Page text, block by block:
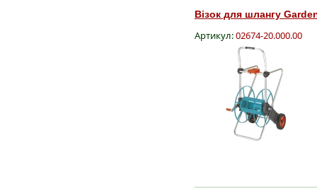
Візок для шлангу
Артикул:02674-20.000.00